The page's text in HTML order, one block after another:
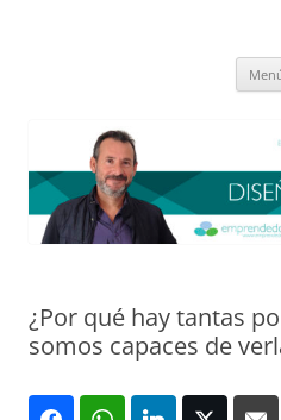
¿Por qué hay tantas
somos capaces de